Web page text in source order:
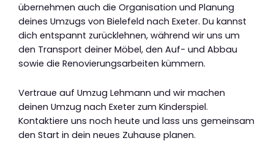
übernehmen auch die Organisation und Planung
deines Umzugs von Bielefeld nach Exeter. Du kannst
dich entspannt zurücklehnen, während wir uns um
den Transport deiner Möbel, den Auf- und Abbau
sowie die Renovierungsarbeiten kümmern.
Vertraue auf Umzug Lehmann und wir machen
deinen Umzug nach Exeter zum Kinderspiel.
Kontaktiere uns noch heute und lass uns gemeinsam
den Start in dein neues Zuhause planen.